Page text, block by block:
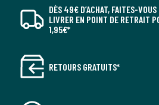
DÈS 49€ D’ACHAT, FAITES-VOUS
LIVRER EN POINT DE RETRAIT
1,95€*
RETOURS GRATUITS*